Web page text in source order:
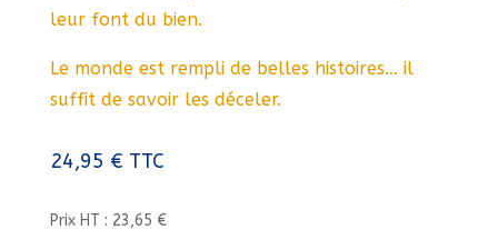
leur font du bien.
Le monde est rempli de belles histoires… il
suffit de savoir les déceler.
24,95 € TTC
Prix HT : 23,65 €